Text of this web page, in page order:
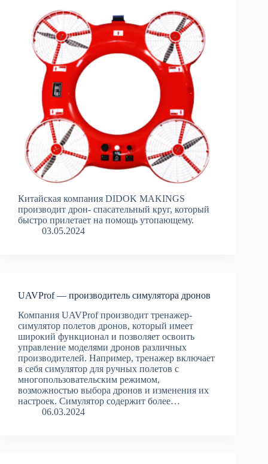
Китайская компания DIDOK MAKINGS
производит дрон- спасательный круг, который
быстро прилетает на помощь утопающему.
03.05.2024
UAVProf — производитель симулятора дронов
Компания UAVProf производит тренажер-
симулятор полетов дронов, который имеет
широкий функционал и позволяет освоить
управление моделями дронов различных
производителей. Например, тренажер включает
в себя симулятор для ручных полетов с
многопользовательским режимом,
возможностью выбора дронов и изменения их
настроек. Симулятор содержит более…
06.03.2024